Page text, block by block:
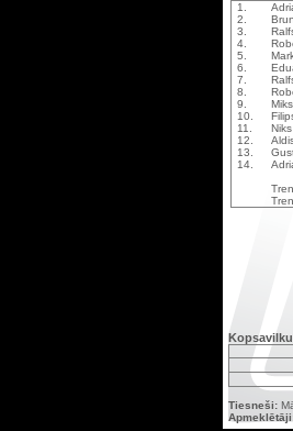
1.
2.
3.
4.
5.
6.
7.
8.
9.
10.
11.
12.
13.
14.
Tiesneši: